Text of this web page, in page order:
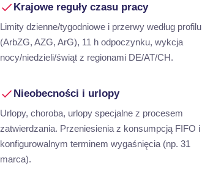
Krajowe reguły czasu pracy
Limity dzienne/tygodniowe i przerwy według profilu
(ArbZG, AZG, ArG), 11 h odpoczynku, wykcja
nocy/niedzieli/świąt z regionami DE/AT/CH.
Nieobecności i urlopy
Urlopy, choroba, urlopy specjalne z procesem
zatwierdzania. Przeniesienia z konsumpcją FIFO i
konfigurowalnym terminem wygaśnięcia (np. 31
marca).